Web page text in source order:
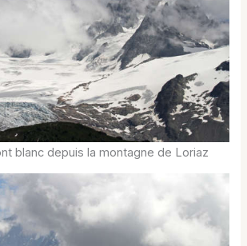
blanc depuis la montagne de Loriaz